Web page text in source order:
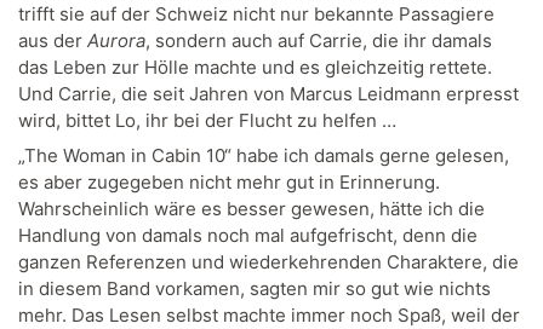
trifft sie auf der Schweiz nicht nur bekannte Passagiere
aus der Aurora, sondern auch auf Carrie, die ihr damals
das Leben zur Hölle machte und es gleichzeitig rettete.
Und Carrie, die seit Jahren von Marcus Leidmann erpresst
wird, bittet Lo, ihr bei der Flucht zu helfen …
„The Woman in Cabin 10“ habe ich damals gerne gelesen,
es aber zugegeben nicht mehr gut in Erinnerung.
Wahrscheinlich wäre es besser gewesen, hätte ich die
Handlung von damals noch mal aufgefrischt, denn die
ganzen Referenzen und wiederkehrenden Charaktere, die
in diesem Band vorkamen, sagten mir so gut wie nichts
mehr. Das Lesen selbst machte immer noch Spaß, weil der